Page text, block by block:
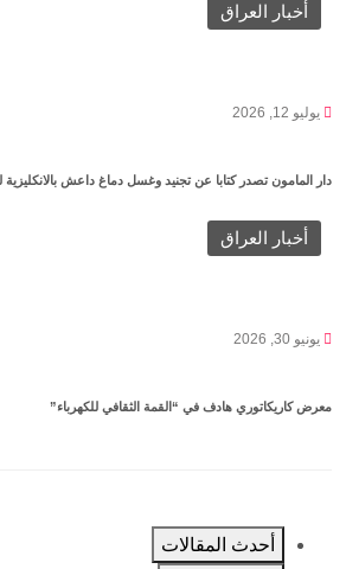
أخبار العراق
يوليو 12, 2026
دار المامون تصدر كتابا عن تجنيد وغسل دماغ داعش
أخبار العراق
يونيو 30, 2026
معرض كاريكاتوري هادف في “القمة الثقافي للكهرباء”
أحدث المقالات